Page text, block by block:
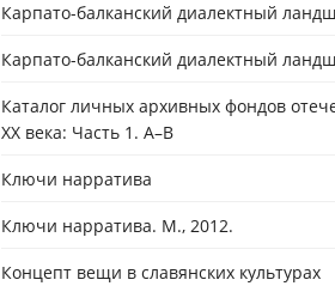
Карпато-балканский диалектный
Карпато-балканский диалектный
Каталог личных архивных фондов
XX века: Часть 1. А–В
Ключи нарратива
Ключи нарратива. М., 2012.
Концепт вещи в славянских культурах